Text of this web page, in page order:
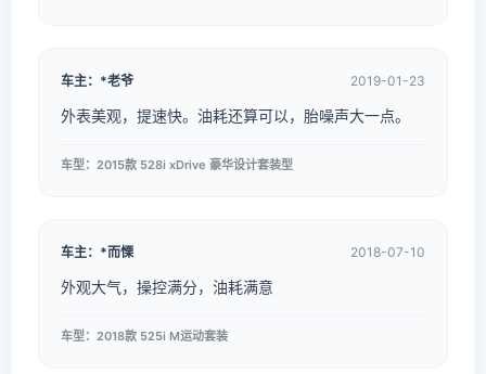
车主：*老爷 2019-01-23
外表美观，提速快。油耗还算可以，胎噪声大一点。
车型：2015款 528i xDrive 豪华设计套装型
车主：*而慄 2018-07-10
外观大气，操控满分，油耗满意
车型：2018款 525i M运动套装